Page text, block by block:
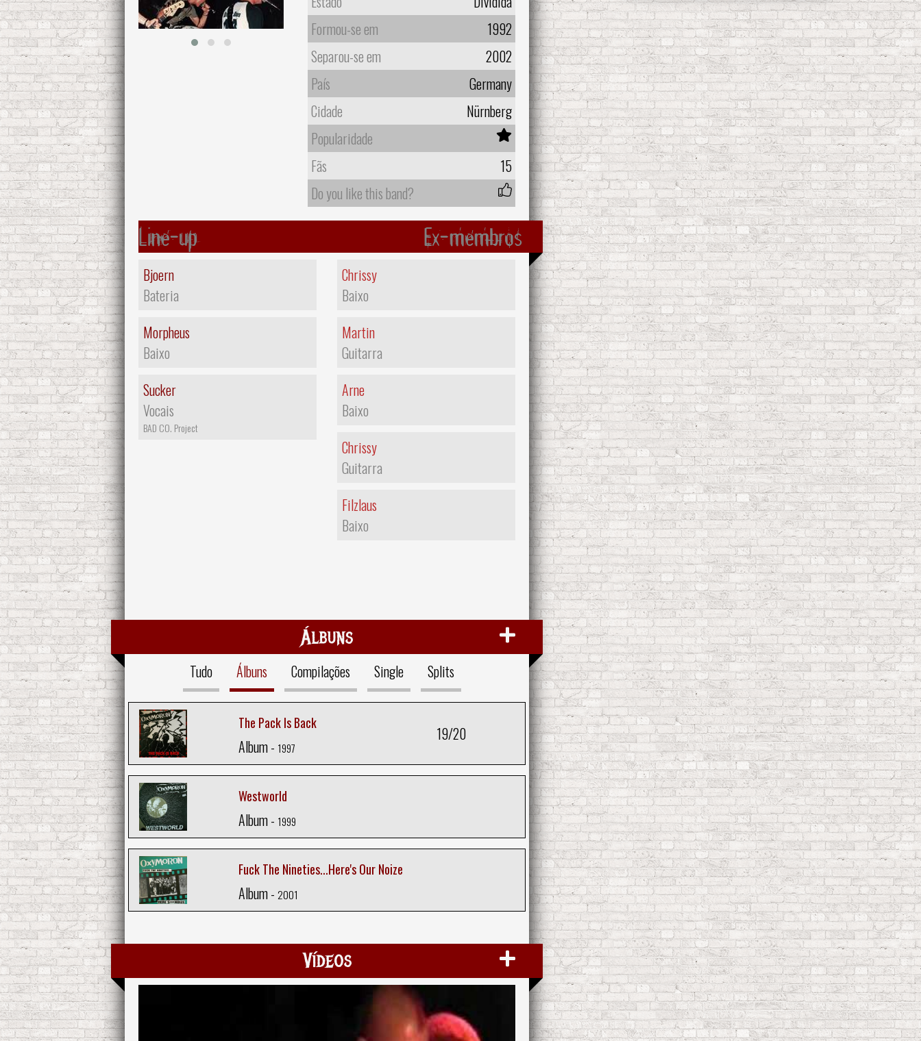
Formou-se em
1992
Separou-se em
2002
País
Germany
Cidade
Nürnberg
Popularidade
Fãs
15
Do you like this band?
Line-up
Bjoern
Bateria
Morpheus
Baixo
Sucker
Vocais
BAD CO. Project
Ex-membros
Chrissy
Baixo
Martin
Guitarra
Arne
Baixo
Chrissy
Guitarra
Filzlaus
Baixo
Álbuns
Tudo Álbuns Compilações Single Splits
The Pack Is Back
Album - 1997
19/20
Westworld
Album - 1999
Fuck The Nineties...Here's Our Noize
Album - 2001
Vídeos